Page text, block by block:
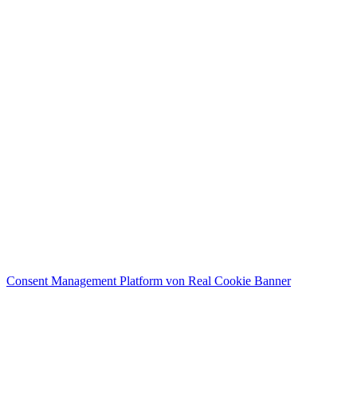
Consent Management Platform von Real Cookie Banner